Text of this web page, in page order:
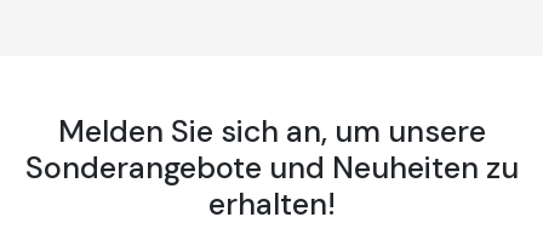
oder solche mit
Elementen wie
großen Nieten
Melden Sie sich an, um unsere
Sonderangebote und Neuheiten zu
erhalten!